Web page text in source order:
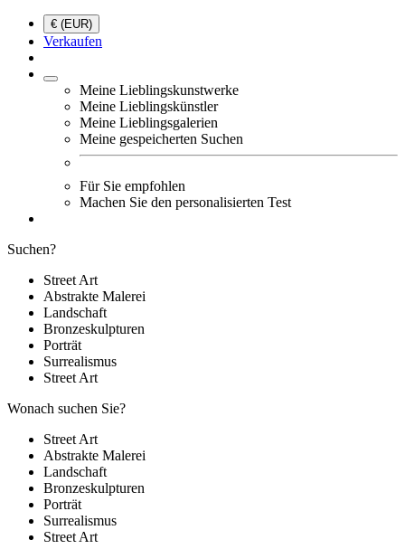
€ (EUR)
Verkaufen
Meine Lieblingskunstwerke
Meine Lieblingskünstler
Meine Lieblingsgalerien
Meine gespeicherten Suchen
Für Sie empfohlen
Machen Sie den personalisierten Test
Suchen?
Street Art
Abstrakte Malerei
Landschaft
Bronzeskulpturen
Porträt
Surrealismus
Street Art
Wonach suchen Sie?
Street Art
Abstrakte Malerei
Landschaft
Bronzeskulpturen
Porträt
Surrealismus
Street Art